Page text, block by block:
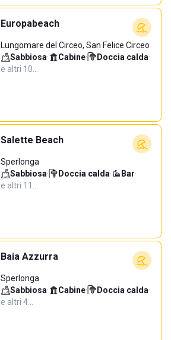
Europabeach
Lungomare del Circeo, San Felice Circeo
Sabbiosa· Cabine· Doccia calda·
e altri 10…
Salette Beach
Sperlonga
Sabbiosa· Doccia calda· Bar·
e altri 11…
Baia Azzurra
Sperlonga
Sabbiosa· Cabine· Doccia calda·
e altri 4…